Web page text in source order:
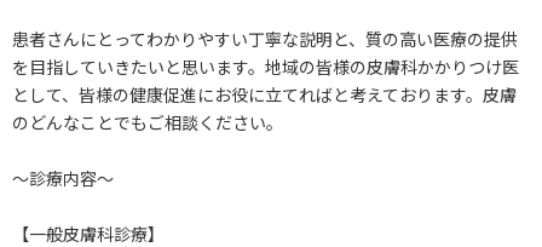
患者さんにとってわかりやすい丁寧な説明と、質の高い医療の提供
を目指していきたいと思います。地域の皆様の皮膚科かかりつけ医
として、皆様の健康促進にお役に立てればと考えております。皮膚
のどんなことでもご相談ください。
～診療内容～
【一般皮膚科診療】